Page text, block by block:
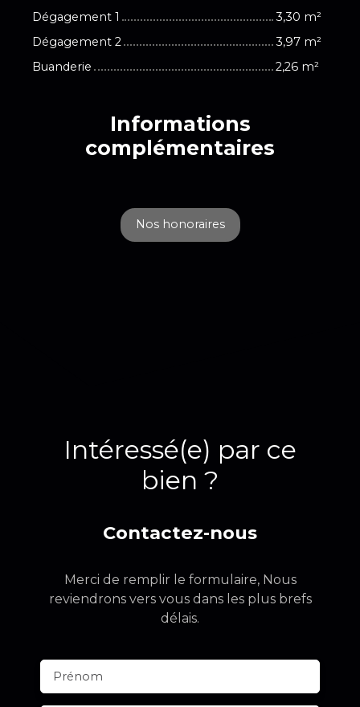
Dégagement 1
3,30 m²
Dégagement 2
3,97 m²
Buanderie
2,26 m²
Informations
complémentaires
Nos honoraires
Intéressé(e) par ce
bien ?
Contactez-nous
Merci de remplir le formulaire, Nous
reviendrons vers vous dans les plus brefs
délais.
Prénom